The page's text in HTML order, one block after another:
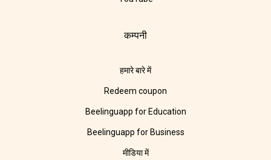
कम्पनी
हमारे बारे में
Redeem coupon
Beelinguapp for Education
Beelinguapp for Business
मीडिया में